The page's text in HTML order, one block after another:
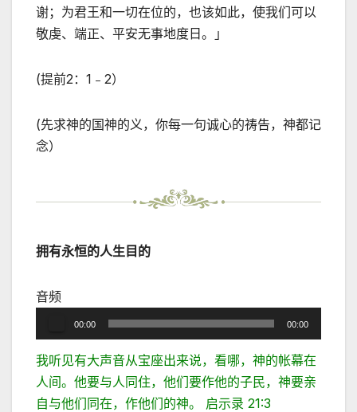
谢；为君王和一切在位的，也该如此，使我们可以
敬虔、端正、平安无事地度日。」
(提前2：1﹣2）
(先求神的国神的义，你每一句诚心的祷告，神都记
念）
拥有永恒的人生目的
音频
频
播
放
器
00:00 00:00
我听见有大声音从宝座出来说，看哪，神的帐幕在
人间。他要与人同住，他们要作他的子民，神要亲
自与他们同在，作他们的神。 启示录 21:3